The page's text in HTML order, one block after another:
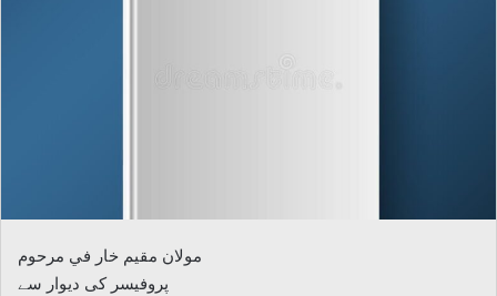
مولان مقیم خار في مرحوم
پروفیسر کی دیوار سے